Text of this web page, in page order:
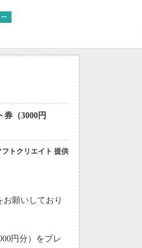
（3000円
フトクリエイト 提供
願いしており
円分）をプレ